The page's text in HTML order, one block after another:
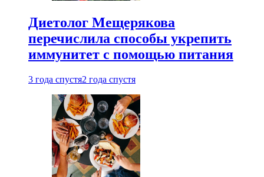
Диетолог Мещерякова
перечислила способы укрепить
иммунитет с помощью питания
3 года спустя2 года спустя